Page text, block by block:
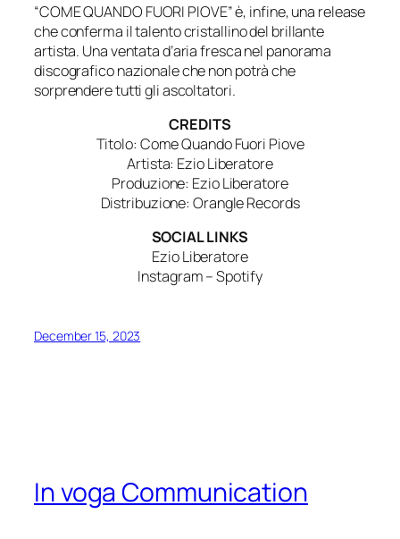
“COME QUANDO FUORI PIOVE” è, infine, una release
che conferma il talento cristallino del brillante
artista. Una ventata d’aria fresca nel panorama
discografico nazionale che non potrà che
sorprendere tutti gli ascoltatori.
CREDITS
Titolo: Come Quando Fuori Piove
Artista: Ezio Liberatore
Produzione: Ezio Liberatore
Distribuzione: Orangle Records
SOCIAL LINKS
Ezio Liberatore
Instagram – Spotify
December 15, 2023
In voga Communication